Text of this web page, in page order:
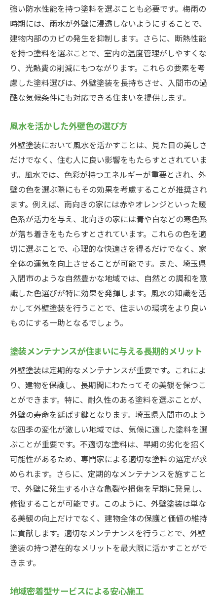
外壁塗装の選び方で変わる入間市の住まいの価
値
資産価値を上げるための塗料選び
入間市で価値ある住まいを実現する塗装術
外壁塗装がもたらす長期的な経済効果
魅力的な外観を保つ塗装デザインの選び方
ド
不動産市場における外壁塗装の重要性
耐久性と快適性を兼ね備えた入間市の外壁塗装
長持ちする外壁塗装を選ぶポイント
耐久性を高めるための施工技術
入間市で選ばれる耐候性の高い塗料
外壁塗装で快適な室内環境を実現
メンテナンスしやすい塗装の選び方
外壁塗装がもたらす省エネ効果
入間市での外壁塗装が生み出す美しい暮らし
美観を保つための外壁塗装テクニック
景観に溶け込む色選びの方法
デザイン性を高める外壁塗装のアイデア
入間市の地域性を反映した外壁塗装事例
外壁塗装でコミュニティに貢献する方法
外壁塗装で実現する入間市の環境に優しいライ
フスタイル
エコロジカルな塗料の選び方
環境負荷を軽減するための塗装技術
入間市での持続可能な外壁塗装の実践
再生可能な素材を使った外壁塗装法
省エネを実現する外壁塗装の選択肢
地域環境を考慮した外壁塗装の提案
強い防水性能を持つ塗料を選ぶことも必要です。梅雨の
時期には、雨水が外壁に浸透しないようにすることで、
建物内部のカビの発生を抑制します。さらに、断熱性能
を持つ塗料を選ぶことで、室内の温度管理がしやすくな
り、光熱費の削減にもつながります。これらの要素を考
慮した塗料選びは、外壁塗装を長持ちさせ、入間市の過
酷な気候条件にも対応できる住まいを提供します。
風水を活かした外壁色の選び方
外壁塗装において風水を活かすことは、見た目の美しさ
だけでなく、住む人に良い影響をもたらすとされていま
す。風水では、色彩が持つエネルギーが重要とされ、外
壁の色を選ぶ際にもその効果を考慮することが推奨され
ます。例えば、南向きの家には赤やオレンジといった暖
色系が活力を与え、北向きの家には青や白などの寒色系
が落ち着きをもたらすとされています。これらの色を適
切に選ぶことで、心理的な快適さを得るだけでなく、家
全体の運気を向上させることが可能です。また、埼玉県
入間市のような自然豊かな地域では、自然との調和を意
識した色選びが特に効果を発揮します。風水の知識を活
かして外壁塗装を行うことで、住まいの環境をより良い
ものにする一助となるでしょう。
塗装メンテナンスが住まいに与える長期的メリット
外壁塗装は定期的なメンテナンスが重要です。これによ
り、建物を保護し、長期間にわたってその美観を保つこ
とができます。特に、耐久性のある塗料を選ぶことが、
外壁の寿命を延ばす鍵となります。埼玉県入間市のよう
な四季の変化が激しい地域では、気候に適した塗料を選
ぶことが重要です。不適切な塗料は、早期の劣化を招く
可能性があるため、専門家による適切な塗料の選定が求
められます。さらに、定期的なメンテナンスを施すこと
で、外壁に発生する小さな亀裂や損傷を早期に発見し、
修復することが可能です。このように、外壁塗装は単な
る美観の向上だけでなく、建物全体の保護と価値の維持
に貢献します。適切なメンテナンスを行うことで、外壁
塗装の持つ潜在的なメリットを最大限に活かすことがで
きます。
地域密着型サービスによる安心施工